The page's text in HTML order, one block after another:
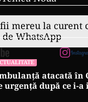
mereu la curent
WhatsApp
atacată în
urgență după ce i-